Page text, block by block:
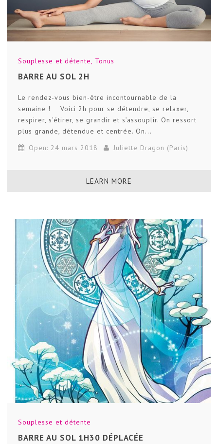
Souplesse et détente, Tonus
BARRE AU SOL 2H
Le rendez-vous bien-être incontournable de la
semaine ! Voici 2h pour se détendre, se relaxer,
respirer, s’étirer, se grandir et s’assouplir. On ressort
plus grande, détendue et centrée. On...
Open: 24 mars 2018
Juliette Dragon (Paris)
LEARN MORE
Souplesse et détente
BARRE AU SOL 1H30 DÉPLACÉE